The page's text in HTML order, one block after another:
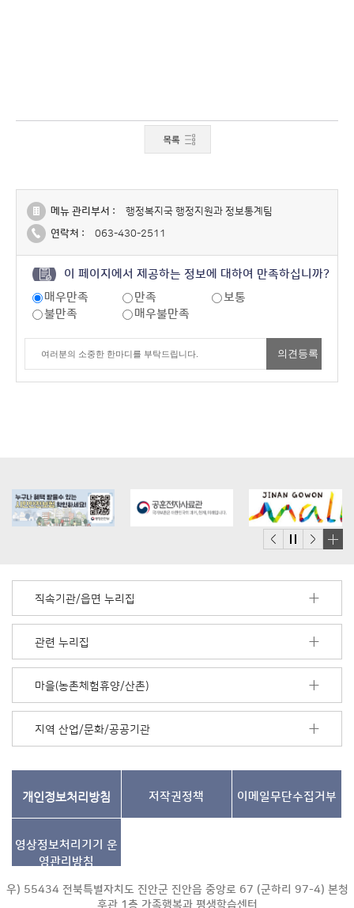
메뉴 관리부서 :
행정복지국 행정지원과 정보통계팀
연락처 :
063-430-2511
이 페이지에서 제공하는 정보에 대하여 만족하십니까?
매우만족
만족
보통
불만족
매우불만족
더
기
직속기관/읍면 누리집
관련 누리집
마을(농촌체험휴양/산촌)
지역 산업/문화/공공기관
개인정보처리방침 저작권정책 이메일무단수집거부
영상정보처리기기운
영관리방침
우) 55434 전북특별자치도 진안군 진안읍 중앙로 67 (군하리 97-4) 본청
후관 1층 가족행복과 평생학습센터